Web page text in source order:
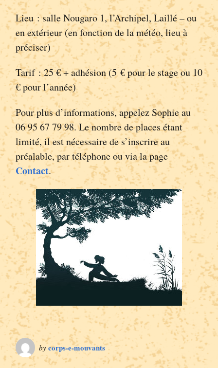
Lieu : salle Nougaro 1, l’Archipel, Laillé – ou
en extérieur (en fonction de la météo, lieu à
préciser)
Tarif : 25 € + adhésion (5 € pour le stage ou 10
€ pour l’année)
Pour plus d’informations, appelez Sophie au
06 95 67 79 98. Le nombre de places étant
limité, il est nécessaire de s’inscrire au
préalable, par téléphone ou via la page
Contact.
by corps-e-mouvants